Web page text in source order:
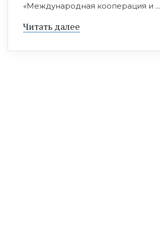
«Международная кооперация и ...
Читать далее